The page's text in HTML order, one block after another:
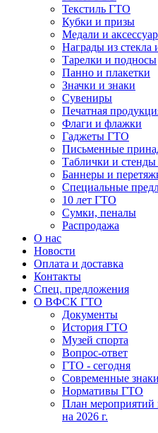
Текстиль ГТО
Кубки и призы
Медали и
Награды из стекла
Тарелки и подносы
Панно и плакетки
Значки и знаки
Сувениры
Печатная
Флаги и флажки
Гаджеты ГТО
Письменные
Таблички и
Баннеры и
Специальные
10 лет ГТО
Сумки, пеналы
Распродажа
О нас
Новости
Оплата и доставка
Контакты
Спец. предложения
О ВФСК ГТО
Документы
История ГТО
Музей спорта
Вопрос-ответ
ГТО - сегодня
Современные
Нормативы ГТО
План
на 2026 г.